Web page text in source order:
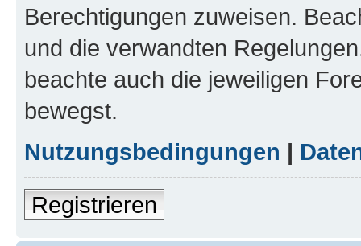
Berechtigungen zuweisen.
und die verwandten
beachte auch die jeweiligen
bewegst.
Nutzungsbedingungen |
Registrieren